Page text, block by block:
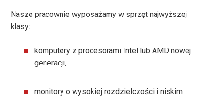
Nasze pracownie wyposażamy w sprzęt najwyższej
klasy:
komputery z procesorami Intel lub AMD nowej
generacji,
monitory o wysokiej rozdzielczości i niskim